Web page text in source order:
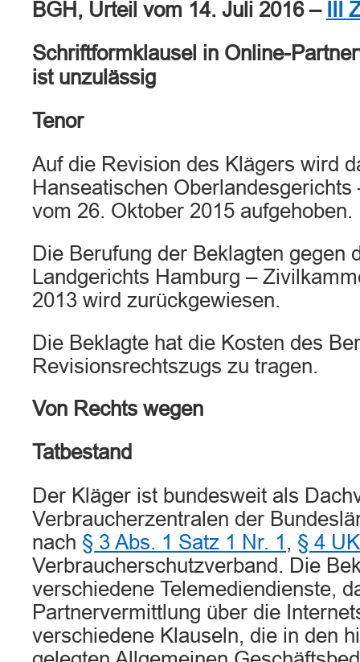
BGH, Urteil vom 14. Juli 2016 –
III
Schriftformklausel in Online-
ist unzulässig
Tenor
Auf die Revision des Klägers wird
Hanseatischen
vom 26. Oktober 2015 aufgehoben.
Die Berufung der Beklagten gegen
Landgerichts Hamburg –
2013 wird zurückgewiesen.
Die Beklagte hat die Kosten des
Revisionsrechtszugs zu tragen.
Von Rechts wegen
Tatbestand
Der Kläger ist bundesweit als
Verbraucherzentralen der
nach § 3 Abs. 1 Satz 1 Nr. 1 , § 4
Verbraucherschutzverband. Die
verschiedene Telemediendienste,
Partnervermittlung über die
verschiedene Klauseln, die in den